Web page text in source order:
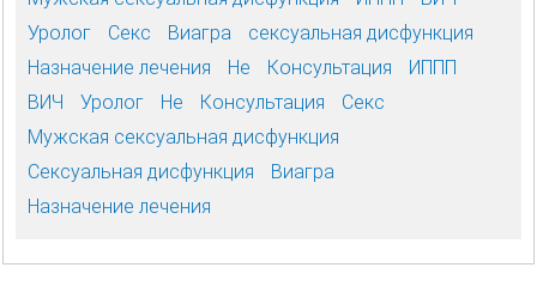
Уролог
Секс Виагра
сексуальная дисфункция
Назначение лечения
Не Консультация
ИППП
ВИЧ
Уролог Не Консультация
Секс
Мужская сексуальная дисфункция
Сексуальная дисфункция
Виагра
Назначение лечения